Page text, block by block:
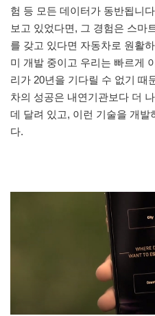
험 등 모든 데이터가 동반됩니
보고 있었다면, 그 경험은 스마
를 갖고 있다면 자동차로 원활
미 개발 중이고 우리는 빠르게
리가 20년을 기다릴 수 없기 때
차의 성공은 내연기관보다 더
데 달려 있고, 이런 기술을 개발
다.